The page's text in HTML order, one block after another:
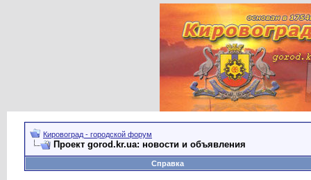
Кировоград - городской форум
Проект gorod.kr.ua: новости и объявления
Справка